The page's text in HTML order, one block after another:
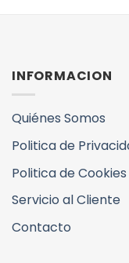
INFORMACION
Quiénes Somos
Politica de
Politica de Cookies
Servicio al Cliente
Contacto